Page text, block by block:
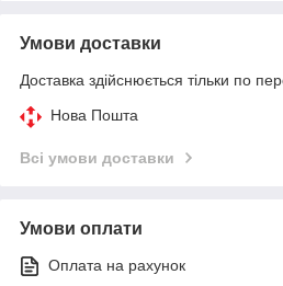
Умови доставки
Доставка здійснюється тільки по
Нова Пошта
Всі умови доставки
Умови оплати
Оплата на рахунок